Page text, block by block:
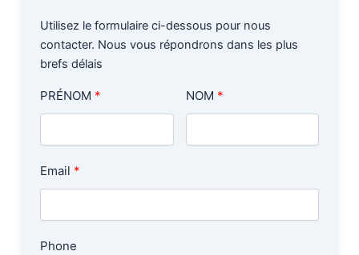
Utilisez le formulaire ci-dessous pour nous
contacter. Nous vous répondrons dans les plus
brefs délais
PRÉNOM NOM
Email
Phone